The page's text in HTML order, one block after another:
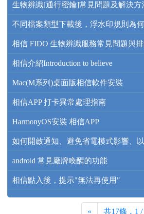
生物辨識[通行密鑰]常見問題及解決方
不同檔案類型下載後，浮水印規則為
相信 FIDO 生物辨識服務常見問題與
相信介紹Introduction to believe
Mac(M系列)桌面版相信軟件安裝
相信APP 打卡異常處理指南
HarmonyOS安裝 相信APP
如何開啟通知、避免省電模式影響、
定？
android 常見廠牌喚醒的功能
相信點入後，提示"無法再使用"
« 共17條，1